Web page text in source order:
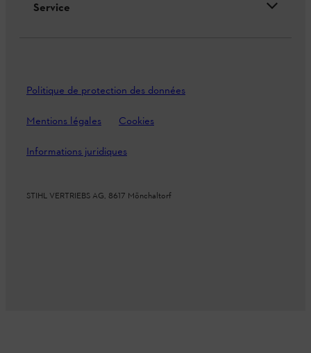
Service
Politique de protection des données
Mentions légales Cookies
Informations juridiques
STIHL VERTRIEBS AG, 8617 Mönchaltorf